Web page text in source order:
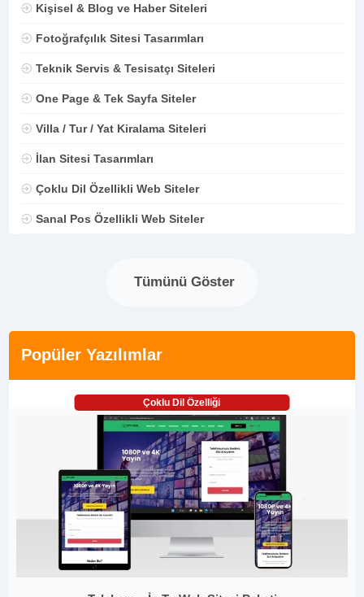
Kişisel & Blog ve Haber Siteleri
Fotoğrafçılık Sitesi Tasarımları
Teknik Servis & Tesisatçı Siteleri
One Page & Tek Sayfa Siteler
Villa / Tur / Yat Kiralama Siteleri
İlan Sitesi Tasarımları
Çoklu Dil Özellikli Web Siteler
Sanal Pos Özellikli Web Siteler
Tümünü Göster
Popüler Yazılımlar
Çoklu Dil Özelliği